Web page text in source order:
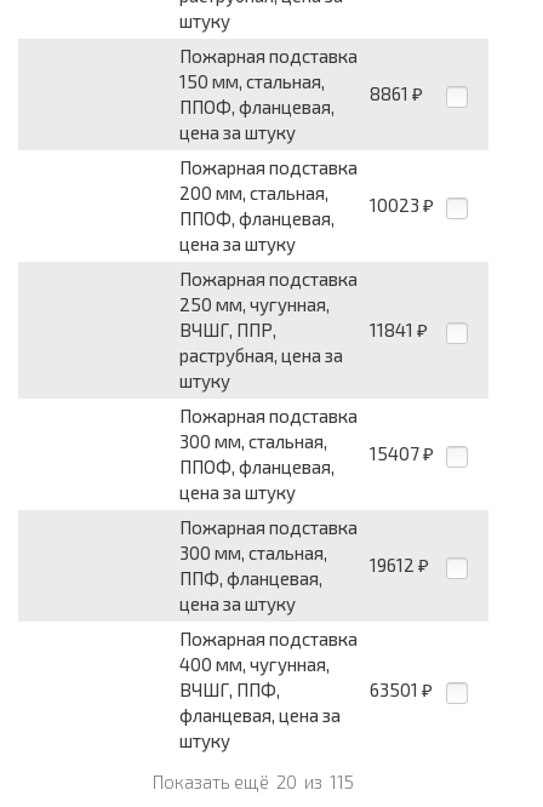
штуку
Пожарная подставка
150 мм, стальная,
ППОФ, фланцевая,
цена за штуку
8861 ₽
Пожарная подставка
200 мм, стальная,
ППОФ, фланцевая,
цена за штуку
10023 ₽
Пожарная подставка
250 мм, чугунная,
ВЧШГ, ППР,
раструбная, цена за
штуку
11841 ₽
Пожарная подставка
300 мм, стальная,
ППОФ, фланцевая,
цена за штуку
15407 ₽
Пожарная подставка
300 мм, стальная,
ППФ, фланцевая,
цена за штуку
19612 ₽
Пожарная подставка
400 мм, чугунная,
ВЧШГ, ППФ,
фланцевая, цена за
штуку
63501 ₽
Показать ещё 20 из 115